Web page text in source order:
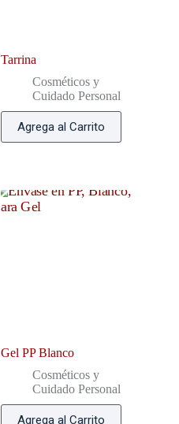
Tarrina
Cosméticos y
Cuidado Personal
Agrega al Carrito
Gel PP Blanco
Cosméticos y
Cuidado Personal
Agrega al Carrito